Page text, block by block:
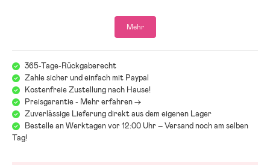
- Altersempfehlung: ab Geburt.
Wir bei Jollyroom wissen, wie schwer es sein kann, den richtigen
Kinderwagen zu finden! Beim Kinderwagenkauf gibt es einiges zu
beachten und bei all den verschiedenen Modellen, Marken und
Funktionen kann es schwerfallen, den Überblick zu behalten. Deshalb
verweisen wir gerne auf unseren Kinderwagenguide, der Dir dabei
helfen soll, genau den Wagen zu finden, der zu Euch und Euren
Anforderungen passt:
Jollyrooms Kinderwagenguide
Mehr
365-Tage-Rückgaberecht
Zahle sicher und einfach mit Paypal
Kostenfreie Zustellung nach Hause!
Preisgarantie - Mehr erfahren ->
Zuverlässige Lieferung direkt aus dem eigenen Lager
Bestelle an Werktagen vor 12:00 Uhr – Versand noch am selben
Tag!